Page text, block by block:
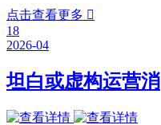
点击查看更多 
18
2026-04
坦白或虚构运营消